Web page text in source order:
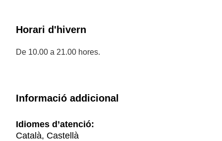
Horari d'hivern
De 10.00 a 21.00 hores.
Informació addicional
Idiomes d’atenció:
Català, Castellà